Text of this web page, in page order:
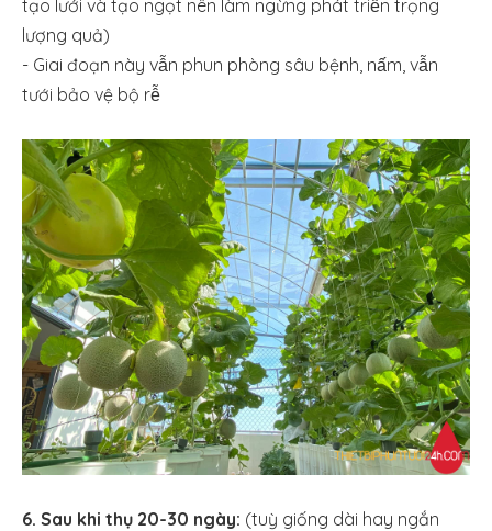
tạo lưới và tạo ngọt nên làm ngừng phát triển trọng
lượng quả)
- Giai đoạn này vẫn phun phòng sâu bệnh, nấm, vẫn
tưới bảo vệ bộ rễ
6. Sau khi thụ 20-30 ngày: (tuỳ giống dài hay ngắn